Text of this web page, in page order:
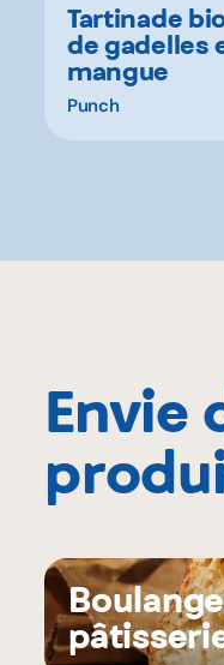
Tartinade
de gadelles
mangue
Punch
Envie